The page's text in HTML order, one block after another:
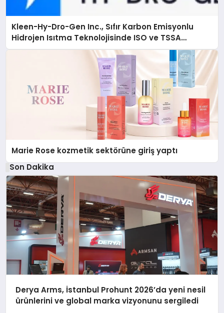
Kleen-Hy-Dro-Gen Inc., Sıfır Karbon Emisyonlu
Hidrojen Isıtma Teknolojisinde ISO ve TSSA
Düzenleyici Onaylarını Aldı
Marie Rose kozmetik sektörüne giriş yaptı
Son Dakika
Derya Arms, İstanbul Prohunt 2026’da yeni nesil
ürünlerini ve global marka vizyonunu sergiledi